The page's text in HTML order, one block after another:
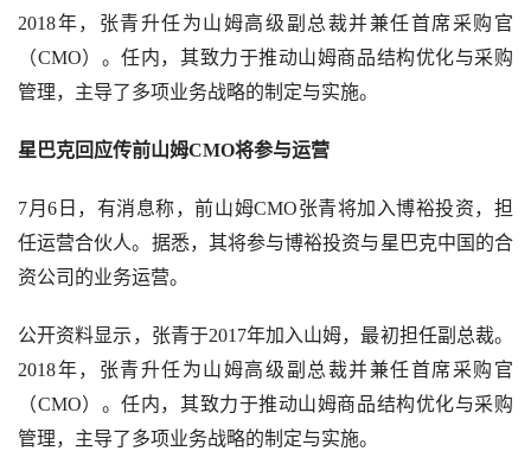
2018年，张青升任为山姆高级副总裁并兼任首席采购官
（CMO）。任内，其致力于推动山姆商品结构优化与采购
管理，主导了多项业务战略的制定与实施。
星巴克回应传前山姆CMO将参与运营
7月6日，有消息称，前山姆CMO张青将加入博裕投资，担
任运营合伙人。据悉，其将参与博裕投资与星巴克中国的合
资公司的业务运营。
公开资料显示，张青于2017年加入山姆，最初担任副总裁。
2018年，张青升任为山姆高级副总裁并兼任首席采购官
（CMO）。任内，其致力于推动山姆商品结构优化与采购
管理，主导了多项业务战略的制定与实施。